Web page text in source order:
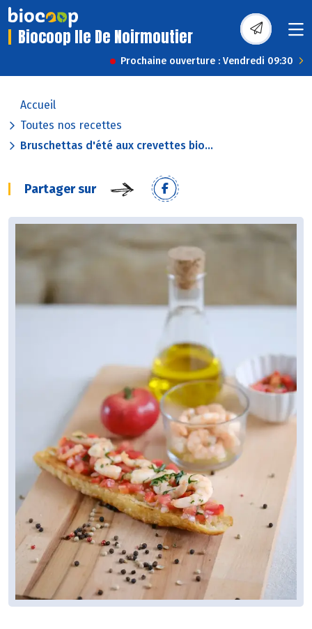
Biocoop Ile De Noirmoutier
Prochaine ouverture : Vendredi 09:30
Accueil
Toutes nos recettes
Bruschettas d'été aux crevettes bio...
Partager sur